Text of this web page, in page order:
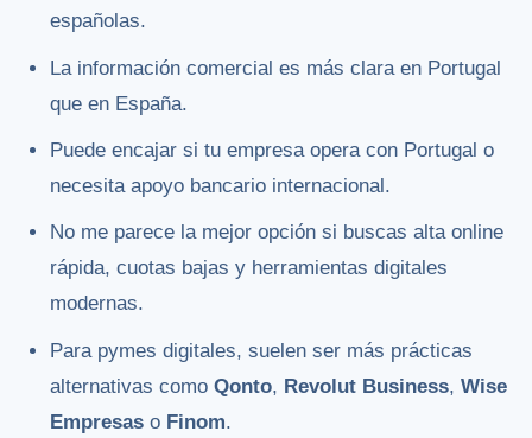
españolas.
La información comercial es más clara en Portugal
que en España.
Puede encajar si tu empresa opera con Portugal o
necesita apoyo bancario internacional.
No me parece la mejor opción si buscas alta online
rápida, cuotas bajas y herramientas digitales
modernas.
Para pymes digitales, suelen ser más prácticas
alternativas comoQonto, Revolut Business,Wise
Empresas o Finom.